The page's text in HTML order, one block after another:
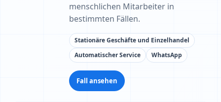
menschlichen Mitarbeiter in
bestimmten Fällen.
Stationäre Geschäfte und Einzelhandel
Automatischer Service
WhatsApp
Fall ansehen